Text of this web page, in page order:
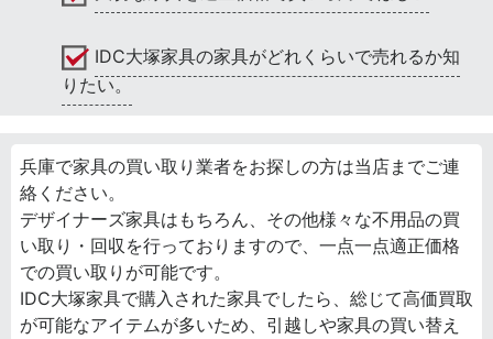
IDC大塚家具の家具がどれくらいで売れるか知
りたい。
兵庫で家具の買い取り業者をお探しの方は当店までご連
絡ください。
デザイナーズ家具はもちろん、その他様々な不用品の買
い取り・回収を行っておりますので、一点一点適正価格
での買い取りが可能です。
IDC大塚家具で購入された家具でしたら、総じて高価買取
が可能なアイテムが多いため、引越しや家具の買い替え